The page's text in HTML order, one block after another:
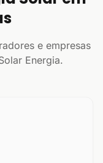
e empresas
Energia.